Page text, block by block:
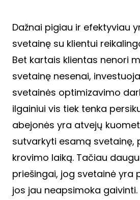
Dažnai pigiau ir efektyviau
svetainę su klientui
Bet kartais klientas nenori
svetainę nesenai,
svetainės optimizavimo
ilgainiui vis tiek tenka
abejonės yra atvejų
sutvarkyti esamą svetainę,
krovimo laiką. Tačiau
priešingai, jog svetainė yra
jos jau neapsimoka gaivinti.